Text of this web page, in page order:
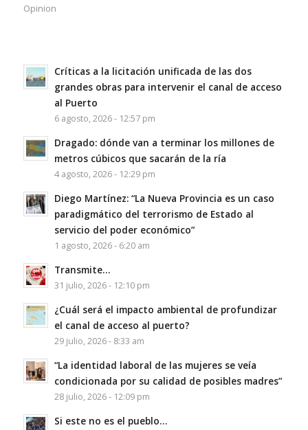
Opinion
Críticas a la licitación unificada de las dos
grandes obras para intervenir el canal de acceso
al Puerto
6 agosto, 2026 - 12:57 pm
Dragado: dónde van a terminar los millones de
metros cúbicos que sacarán de la ría
4 agosto, 2026 - 12:29 pm
Diego Martínez: “La Nueva Provincia es un caso
paradigmático del terrorismo de Estado al
servicio del poder económico”
1 agosto, 2026 - 6:20 am
Transmite…
31 julio, 2026 - 12:10 pm
¿Cuál será el impacto ambiental de profundizar
el canal de acceso al puerto?
29 julio, 2026 - 8:33 am
“La identidad laboral de las mujeres se veía
condicionada por su calidad de posibles madres”
28 julio, 2026 - 12:09 pm
Si este no es el pueblo…